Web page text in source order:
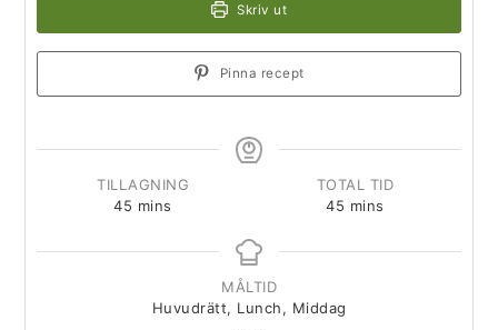
Skriv ut
Pinna recept
TILLAGNING
45 mins
TOTAL TID
45 mins
MÅLTID
Huvudrätt, Lunch, Middag